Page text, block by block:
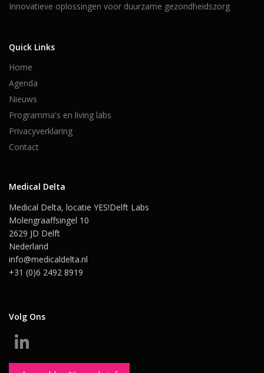
Innovatieve oplossingen voor duurzame gezondheidszorg
Quick Links
Home
Agenda
Nieuws
Programma's en living labs
Privacyverklaring
Contact
Medical Delta
Medical Delta, locatie YES!Delft Labs
Molengraaffsingel 10
2629 JD Delft
Nederland
info@medicaldelta.nl
+31 (0)6 2492 8919
Volg Ons